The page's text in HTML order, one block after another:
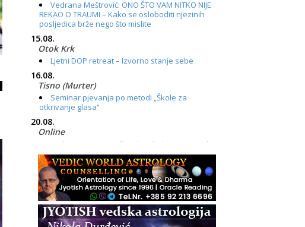
Vedrana Meštrović: ONO ŠTO VAM NITKO NIJE
REKAO O TRAUMI – Kako se osloboditi njezinih
posljedica brže nego što mislite
15.08.
Otok Krk
Ljetni DOP retreat – Izvorno stanje sebe
16.08.
Tisno (Murter)
Seminar pjevanja po metodi „Škole za
otkrivanje glasa“
20.08.
Online
Radionica: Pomagači iz drugih dimenzija Online
– otvoreno za sve
21.08.
Zagreb+Online
Osnovni ThetaHealing® tečaj, Zagreb i Online
22.08.
Pula